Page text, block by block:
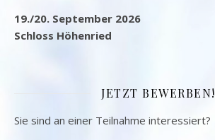
19./20. September 2026
Schloss Höhenried
JETZT BEWERBEN!
Sie sind an einer Teilnahme interessiert?